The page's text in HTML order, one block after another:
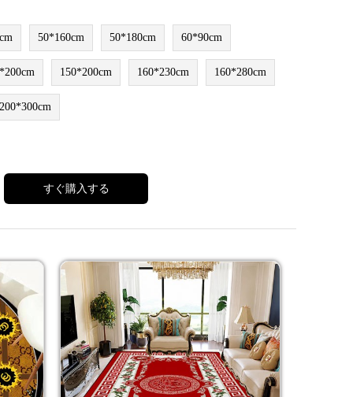
50*160cm 50*180cm 60*90cm
150*200cm 160*230cm 160*280cm
200*300cm
すぐ購入する